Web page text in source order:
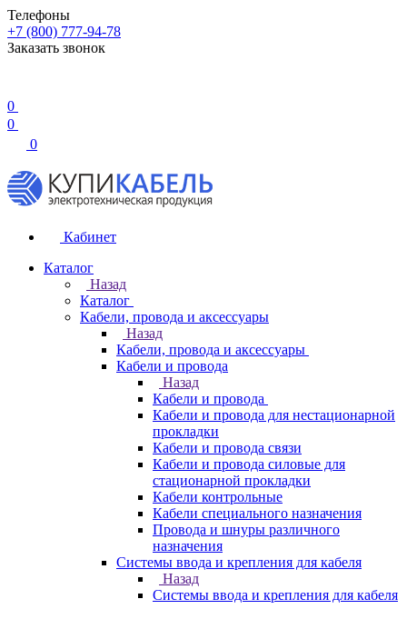
Телефоны
+7 (800) 777-94-78
Заказать звонок
0
0
0
Кабинет
Каталог
Назад
Каталог
Кабели, провода и аксессуары
Назад
Кабели, провода и аксессуары
Кабели и провода
Назад
Кабели и провода
Кабели и провода для нестационарной
прокладки
Кабели и провода связи
Кабели и провода силовые для
стационарной прокладки
Кабели контрольные
Кабели специального назначения
Провода и шнуры различного
назначения
Системы ввода и крепления для кабеля
Назад
Системы ввода и крепления для кабеля